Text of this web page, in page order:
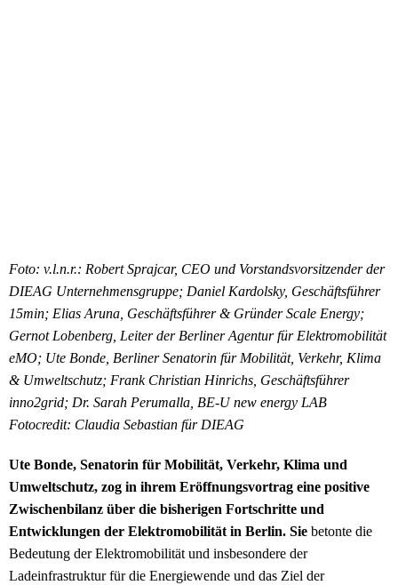
Foto: v.l.n.r.: Robert Sprajcar, CEO und Vorstandsvorsitzender der
DIEAG Unternehmensgruppe; Daniel Kardolsky, Geschäftsführer
15min; Elias Aruna, Geschäftsführer & Gründer Scale Energy;
Gernot Lobenberg, Leiter der Berliner Agentur für Elektromobilität
eMO; Ute Bonde, Berliner Senatorin für Mobilität, Verkehr, Klima
& Umweltschutz; Frank Christian Hinrichs, Geschäftsführer
inno2grid; Dr. Sarah Perumalla, BE-U new energy LAB
Fotocredit: Claudia Sebastian für DIEAG
Ute Bonde, Senatorin für Mobilität, Verkehr, Klima und
Umweltschutz, zog in ihrem Eröffnungsvortrag eine positive
Zwischenbilanz über die bisherigen Fortschritte und
Entwicklungen der Elektromobilität in Berlin. Sie betonte die
Bedeutung der Elektromobilität und insbesondere der
Ladeinfrastruktur für die Energiewende und das Ziel der